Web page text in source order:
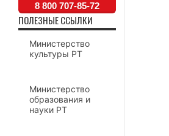
8 800 707-85-72
ПОЛЕЗНЫЕ ССЫЛКИ
Министерство
культуры РТ
Министерство
образования и
науки РТ